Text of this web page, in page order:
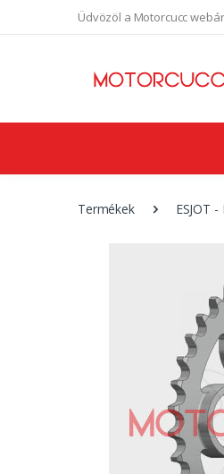
Üdvözöl a Motorcucc
Termékek ESJOT